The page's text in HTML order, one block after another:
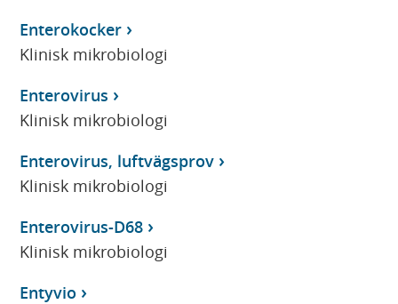
Enterokocker
Klinisk mikrobiologi
Enterovirus
Klinisk mikrobiologi
Enterovirus, luftvägsprov
Klinisk mikrobiologi
Enterovirus-D68
Klinisk mikrobiologi
Entyvio